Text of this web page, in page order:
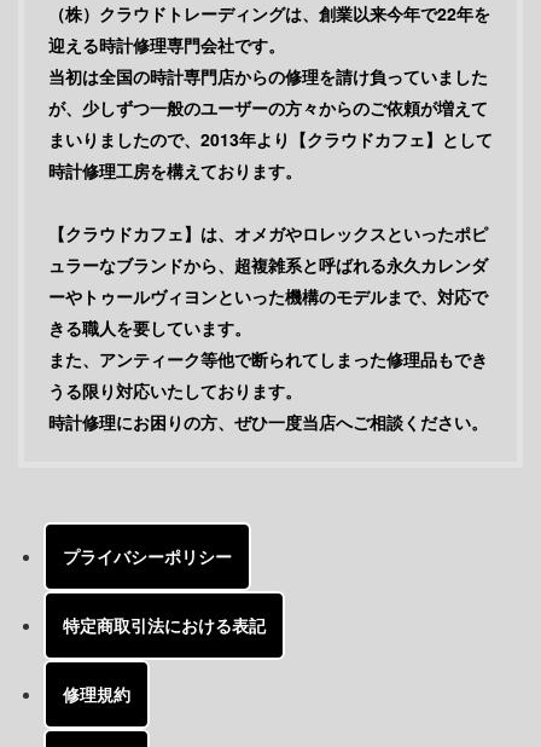
（株）クラウドトレーディングは、創業以来今年で22年を
迎える時計修理専門会社です。
当初は全国の時計専門店からの修理を請け負っていました
が、少しずつ一般のユーザーの方々からのご依頼が増えて
まいりましたので、2013年より【クラウドカフェ】として
時計修理工房を構えております。
【クラウドカフェ】は、オメガやロレックスといったポピ
ュラーなブランドから、超複雑系と呼ばれる永久カレンダ
ーやトゥールヴィヨンといった機構のモデルまで、対応で
きる職人を要しています。
また、アンティーク等他で断られてしまった修理品もでき
うる限り対応いたしております。
時計修理にお困りの方、ぜひ一度当店へご相談ください。
プライバシーポリシー
特定商取引法における表記
修理規約